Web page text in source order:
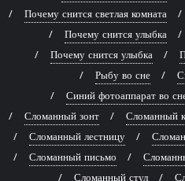
Почему снится светлая комната
Почему снится улыбка
Почему снится улыбка
Рыбу во сне
Синий фотоаппарат во
Сломанный зонт
Сломанный
Сломанный лестницу
Сломанный письмо
Сломанный стул